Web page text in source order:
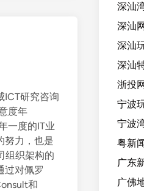
ICT研究咨询
度年
一度的IT业
努力，也是
组织架构的
过对佩罗
和
深汕
深汕
深汕
深汕
浙投
宁波
宁波
粤新
广东
广佛